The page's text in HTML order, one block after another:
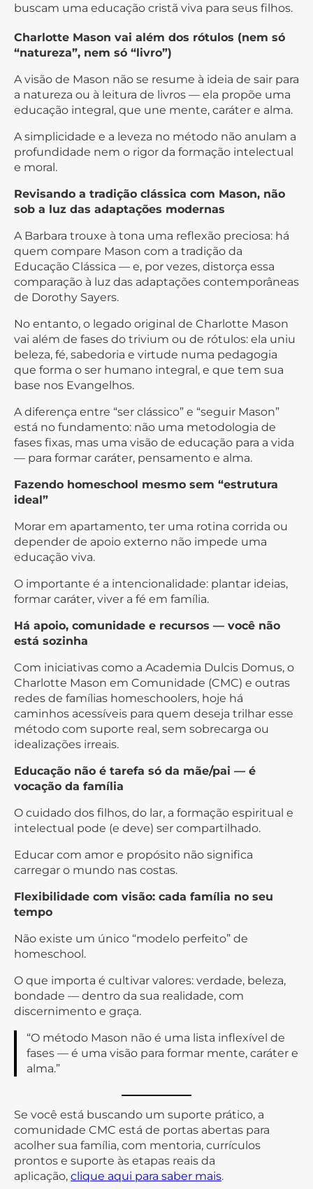
buscam uma educação cristã viva para seus filhos.
Charlotte Mason vai além dos rótulos (nem só
“natureza”, nem só “livro”)
A visão de Mason não se resume à ideia de sair para
a natureza ou à leitura de livros — ela propõe uma
educação integral, que une mente, caráter e alma.
A simplicidade e a leveza no método não anulam a
profundidade nem o rigor da formação intelectual
e moral.
Revisando a tradição clássica com Mason, não
sob a luz das adaptações modernas
A Barbara trouxe à tona uma reflexão preciosa: há
quem compare Mason com a tradição da
Educação Clássica — e, por vezes, distorça essa
comparação à luz das adaptações contemporâneas
de Dorothy Sayers.
No entanto, o legado original de Charlotte Mason
vai além de fases do trivium ou de rótulos: ela uniu
beleza, fé, sabedoria e virtude numa pedagogia
que forma o ser humano integral, e que tem sua
base nos Evangelhos.
A diferença entre “ser clássico” e “seguir Mason”
está no fundamento: não uma metodologia de
fases fixas, mas uma visão de educação para a vida
— para formar caráter, pensamento e alma.
Fazendo homeschool mesmo sem “estrutura
ideal”
Morar em apartamento, ter uma rotina corrida ou
depender de apoio externo não impede uma
educação viva.
O importante é a intencionalidade: plantar ideias,
formar caráter, viver a fé em família.
Há apoio, comunidade e recursos — você não
está sozinha
Com iniciativas como a Academia Dulcis Domus, o
Charlotte Mason em Comunidade (CMC) e outras
redes de famílias homeschoolers, hoje há
caminhos acessíveis para quem deseja trilhar esse
método com suporte real, sem sobrecarga ou
idealizações irreais.
Educação não é tarefa só da mãe/pai — é
vocação da família
O cuidado dos filhos, do lar, a formação espiritual e
intelectual pode (e deve) ser compartilhado.
Educar com amor e propósito não significa
carregar o mundo nas costas.
Flexibilidade com visão: cada família no seu
tempo
Não existe um único “modelo perfeito” de
homeschool.
O que importa é cultivar valores: verdade, beleza,
bondade — dentro da sua realidade, com
discernimento e graça.
“O método Mason não é uma lista inflexível de
fases — é uma visão para formar mente, caráter e
alma.”
Se você está buscando um suporte prático, a
comunidade CMC está de portas abertas para
acolher sua família, com mentoria, currículos
prontos e suporte às etapas reais da
aplicação, clique aqui para saber mais.